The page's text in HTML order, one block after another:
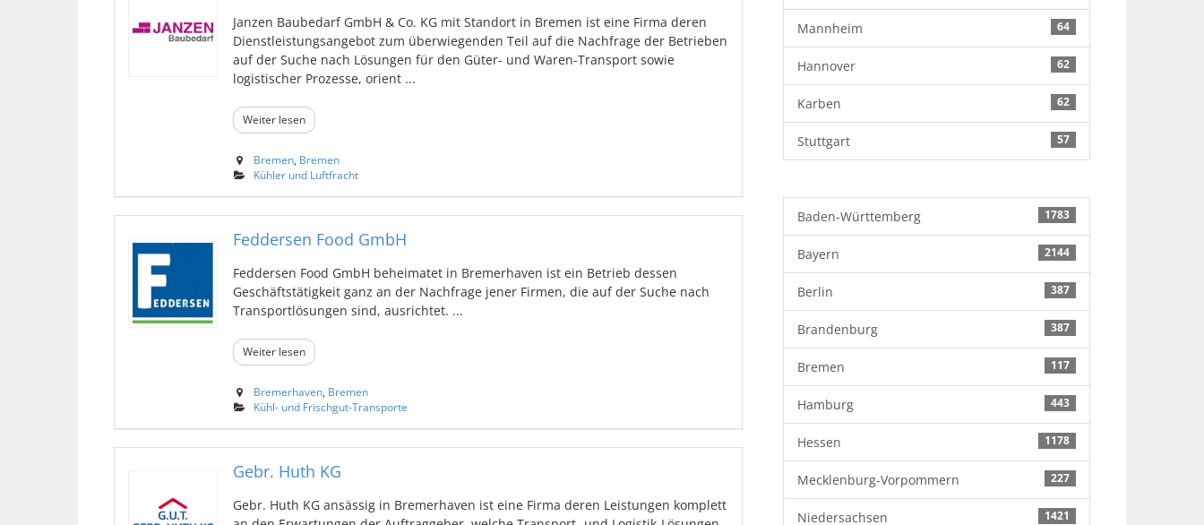
Janzen Baubedarf GmbH & Co. KG mit Standort in Bremen ist eine Firma deren
Dienstleistungsangebot zum überwiegenden Teil auf die Nachfrage der Betrieben
auf der Suche nach Lösungen für den Güter- und Waren-Transport sowie
logistischer Prozesse, orient ...
Weiter lesen
Bremen, Bremen
Kühler und Luftfracht
Feddersen Food GmbH
Feddersen Food GmbH beheimatet in Bremerhaven ist ein Betrieb dessen
Geschäftstätigkeit ganz an der Nachfrage jener Firmen, die auf der Suche nach
Transportlösungen sind, ausrichtet. ...
Weiter lesen
Bremerhaven, Bremen
Kühl- und Frischgut-Transporte
Gebr. Huth KG
Gebr. Huth KG ansässig in Bremerhaven ist eine Firma deren Leistungen komplett
64
Mannheim
62
Hannover
62
Karben
57
Stuttgart
1783
Baden-Württemberg
2144
Bayern
387
Berlin
387
Brandenburg
117
Bremen
443
Hamburg
1178
Hessen
227
Mecklenburg-Vorpommern
1421
Niedersachsen